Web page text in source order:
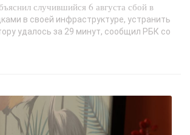
случившийся 6 августа сбой в
в своей инфраструктуре, устранить
удалось за 29 минут, сообщил РБК со